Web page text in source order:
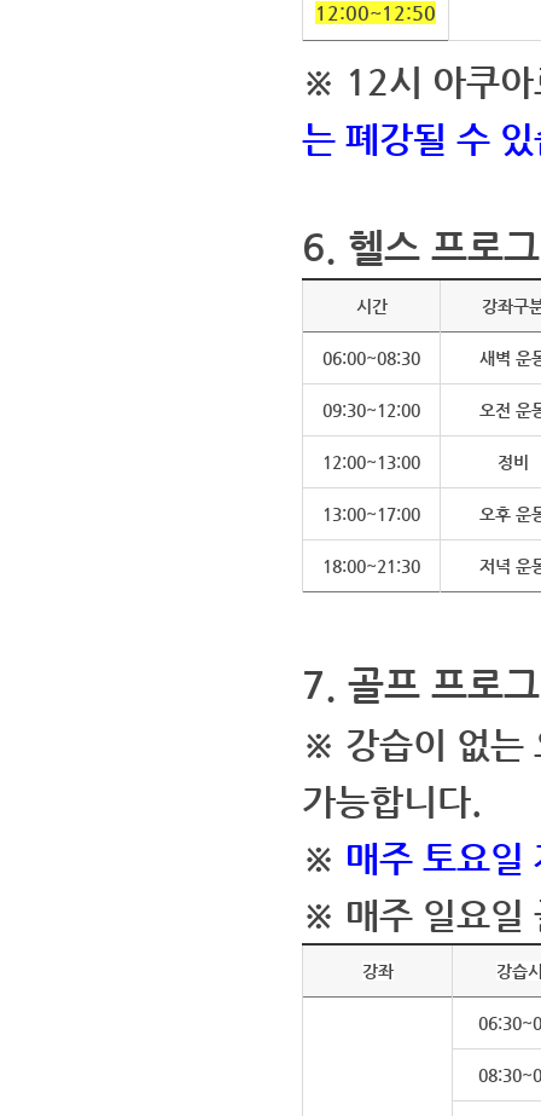
12:00~12:50
※ 12시 아쿠
는 폐강될 수
6. 헬스 프로
시간 강좌구
06:00~08:30 새벽 운
09:30~12:00 오전 운
12:00~13:00 정비
13:00~17:00 오후 운
18:00~21:30 저녁 운
7. 골프 프로
※ 강습이 없는
가능합니다.
※ 매주 토요일
※ 매주 일요일
강좌 강습